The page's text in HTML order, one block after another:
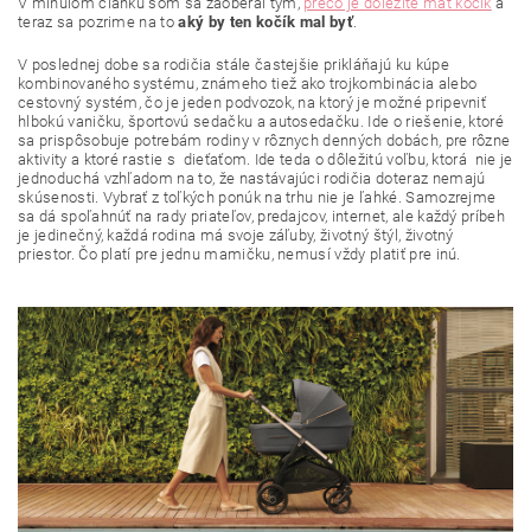
teraz sa pozrime na toaký by ten kočík mal byť.
V poslednej dobe sa rodičia stále častejšie prikláňajú ku kúpe
kombinovaného systému, známeho tiež ako trojkombinácia alebo
cestovný systém, čo je jeden podvozok, na ktorý je možné pripevniť
hlbokú vaničku, športovú sedačku a autosedačku. Ide o riešenie, ktoré
sa prispôsobuje potrebám rodiny v rôznych denných dobách, pre rôzne
aktivity a ktoré rastie s dieťaťom. Ide teda o dôležitú voľbu, ktorá nie je
jednoduchá vzhľadom na to, že nastávajúci rodičia doteraz nemajú
skúsenosti. Vybrať z toľkých ponúk na trhu nie je ľahké. Samozrejme
sa dá spoľahnúť na rady priateľov, predajcov, internet, ale každý príbeh
je jedinečný, každá rodina má svoje záľuby, životný štýl, životný
priestor. Čo platí pre jednu mamičku, nemusí vždy platiť pre inú.